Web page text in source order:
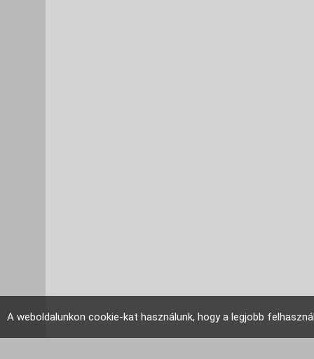
A weboldalunkon cookie-kat használunk, hogy a legjobb